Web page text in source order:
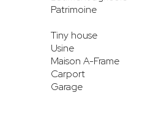
Patrimoine
Tiny house
Usine
Maison A-Frame
Carport
Garage